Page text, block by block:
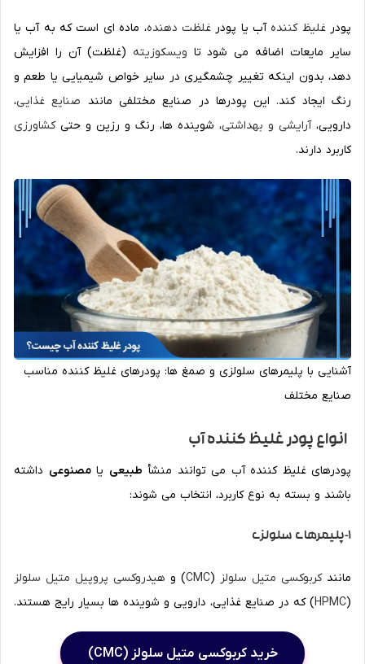
پودرغلیظ کننده آب یا پودرغلظت دهنده، ماده ای است که به آب یا
سایر مایعات اضافه می شود تا ویسکوزیته (غلظت) آن را افزایش
دهد، بدون اینکه تغییر چشمگیری در سایر خواص شیمیایی یا طعم و
رنگ ایجاد کند. این پودرها در صنایع مختلفی مانند صنایع غذایی،
دارویی،آرایشی و بهداشتی، شوینده ها، رنگ و رزین و حتیکشاورزی
کاربرد دارند.
آشنایی با پلیمرهای سلولزی و صمغ ها: پودرهای غلیظ کننده مناسب
صنایع مختلف
انواع پودر غلیظ کننده آب
پودرهای غلیظ کننده آب می توانند منشأ طبیعی یامصنوعی داشته
باشند و بسته به نوع کاربرد، انتخاب می شوند:
1-پلیمرهای سلولزی
مانندکربوکسی متیل سلولز (
CMC) و هیدروکسی پروپیل متیل سلولز
(
HPMC) که در صنایع غذایی، دارویی و شوینده ها بسیار رایج هستند.
خرید کربوکسی متیل سلولز (CMC)